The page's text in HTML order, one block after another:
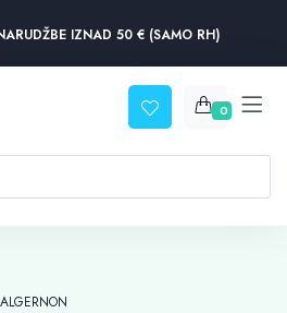
IZNAD 50 € (SAMO RH)
0
ALGERNON